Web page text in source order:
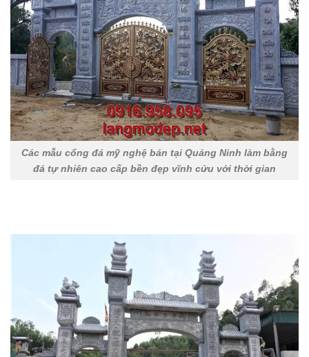
Các mẫu cổng đá mỹ nghệ bán tại Quảng Ninh làm bằng
đá tự nhiên cao cấp bền đẹp vĩnh cửu với thời gian